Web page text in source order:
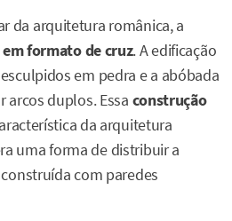
da arquitetura românica, a
formato de cruz. A edificação
em pedra e a abóbada
arcos duplos. Essa construção
da arquitetura
uma forma de distribuir a
com paredes